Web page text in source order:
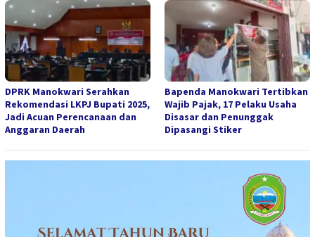
DPRK Manokwari Serahkan
Rekomendasi LKPJ Bupati 2025,
Jadi Acuan Perencanaan dan
Anggaran Daerah
Bapenda Manokwari Tertibkan
Wajib Pajak, 17 Pelaku Usaha
Disasar dan Penunggak
Dipasangi Stiker